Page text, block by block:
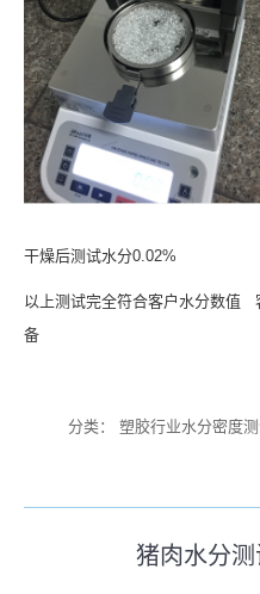
干燥后测试水分0.02%
以上测试完全符合客户水分数值
备
分类： 塑胶行业水分密度
猪肉水分